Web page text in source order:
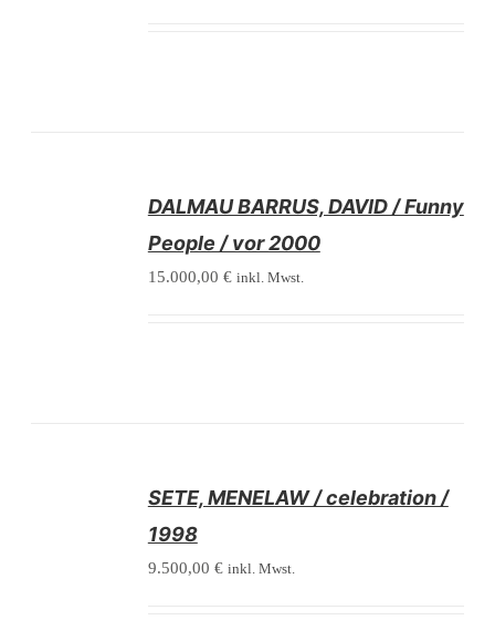
DALMAU BARRUS, DAVID / Funny
People / vor 2000
15.000,00 € inkl. Mwst.
SETE, MENELAW / celebration /
1998
9.500,00 € inkl. Mwst.